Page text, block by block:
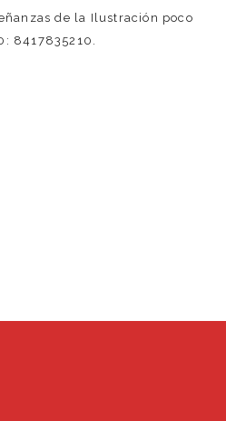
de la Ilustración poco
8417835210.